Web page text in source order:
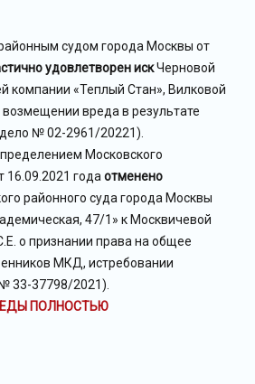
судом города Москвы от
удовлетворен искЧерновой
компании «Теплый Стан», Вилковой
возмещении вреда в результате
№ 02-2961/20221).
Московского
16.09.2021 года отменено
районного суда города Москвы
47/1» к Москвичевой
о признании права на общее
МКД, истребовании
33-37798/2021).
ПОЛНОСТЬЮ